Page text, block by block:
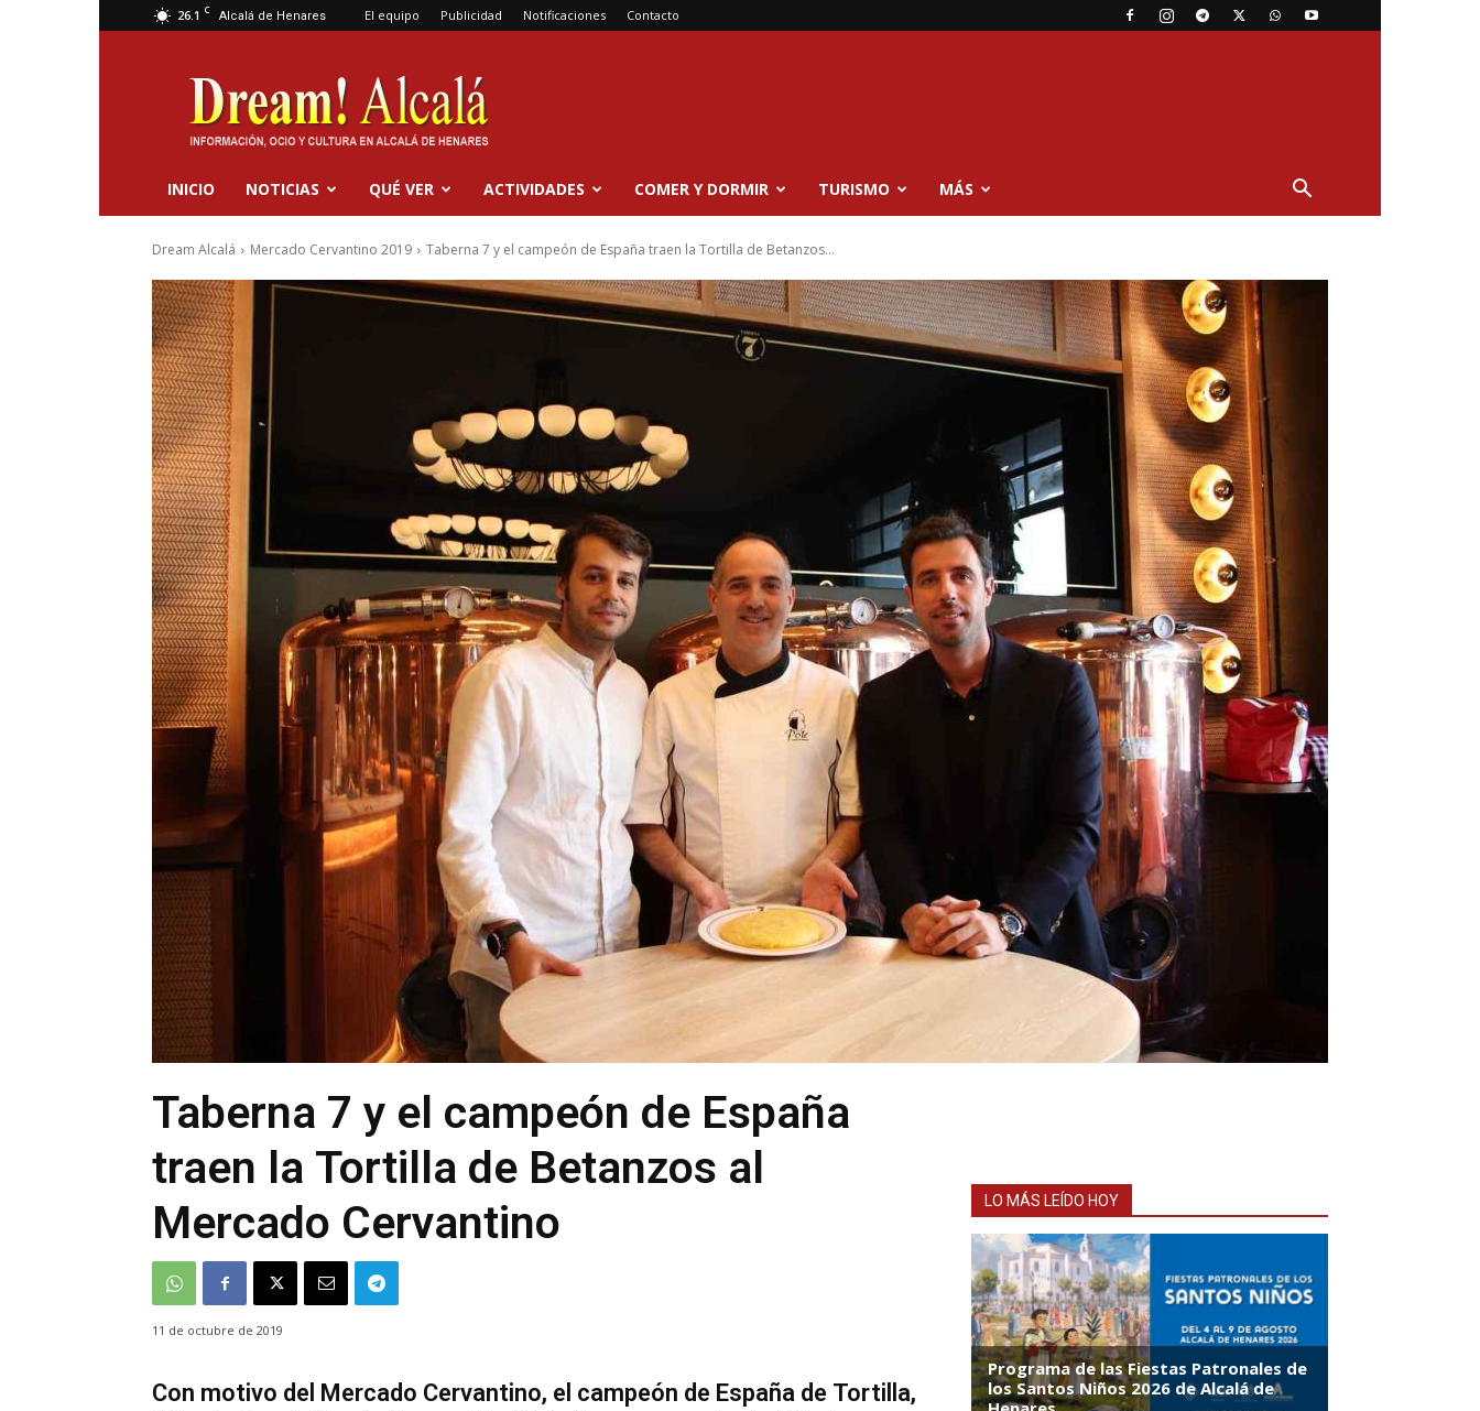
26.1 C Alcalá de Henares El equipo Publicidad Notificaciones Contacto
Dream
Alcalá
INICIO NOTICIAS QUÉ VER ACTIVIDADES COMER Y DORMIR TURISMO MÁS
Dream Alcalá Mercado Cervantino 2019 Taberna 7 y el campeón de España traen la Tortilla de Betanzos...
Taberna 7 y el campeón de España
traen la Tortilla de Betanzos al
Mercado Cervantino
11 de octubre de 2019
Con motivo del Mercado Cervantino, el campeón de España de Tortilla,
LO MÁS LEÍDO HOY